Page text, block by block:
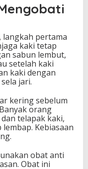
langkah pertama
kaki tetap
sabun lembut,
setelah kaki
kaki dengan
jari.
kering sebelum
orang
telapak kaki,
Kebiasaan
obat anti
Obat ini